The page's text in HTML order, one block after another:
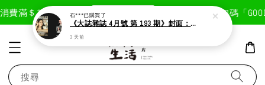
滿＄1800免運費 現在去購物！ 首次註冊輸入折扣碼「
搜尋
石***已購買了
《大誌雜誌 4月號 第 193 期》封面：Solar 頌樂
3 天前